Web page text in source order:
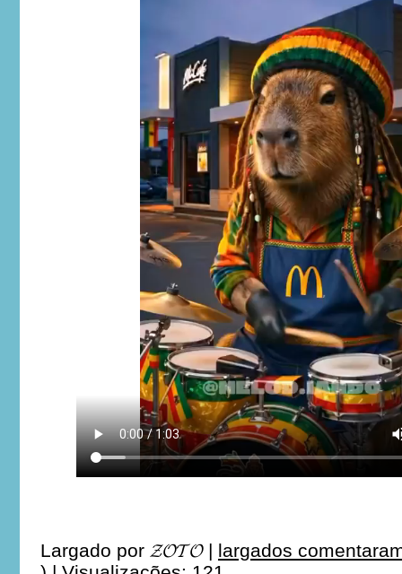
Largado por 𝓩𝓞𝓣𝓞| largados